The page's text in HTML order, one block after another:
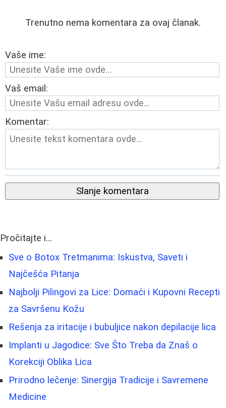
Trenutno nema komentara za ovaj članak.
Vaše ime:
Vaš email:
Komentar:
Slanje komentara
Pročitajte i...
Sve o Botox Tretmanima: Iskustva, Saveti i
Najčešća Pitanja
Najbolji Pilingovi za Lice: Domaći i Kupovni Recepti
za Savršenu Kožu
Rešenja za iritacije i bubuljice nakon depilacije lica
Implanti u Jagodice: Sve Što Treba da Znaš o
Korekciji Oblika Lica
Prirodno lečenje: Sinergija Tradicije i Savremene
Medicine